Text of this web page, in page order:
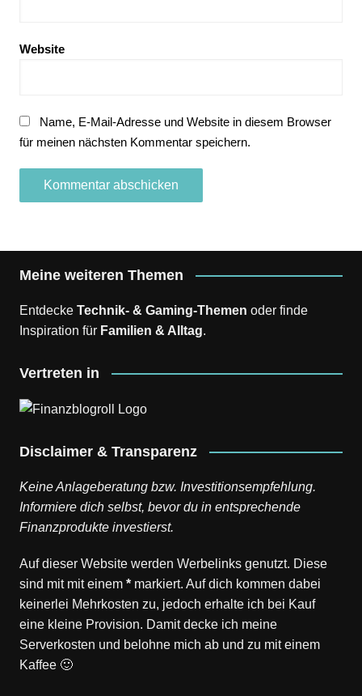
Website
Name, E-Mail-Adresse und Website in diesem Browser
für meinen nächsten Kommentar speichern.
Meine weiteren Themen
Entdecke Technik- & Gaming-Themen oder finde
Inspiration für Familien & Alltag.
Vertreten in
Disclaimer & Transparenz
Keine Anlageberatung bzw. Investitionsempfehlung.
Informiere dich selbst, bevor du in entsprechende
Finanzprodukte investierst.
Auf dieser Website werden Werbelinks genutzt. Diese
sind mit mit einem *markiert. Auf dich kommen dabei
keinerlei Mehrkosten zu, jedoch erhalte ich bei Kauf
eine kleine Provision. Damit decke ich meine
Serverkosten und belohne mich ab und zu mit einem
Kaffee 🙂